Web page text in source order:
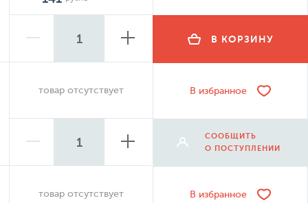
В КОРЗИНУ
товар отсутствует В избранное
СООБЩИТЬ
О ПОСТУПЛЕНИИ
товар отсутствует В избранное